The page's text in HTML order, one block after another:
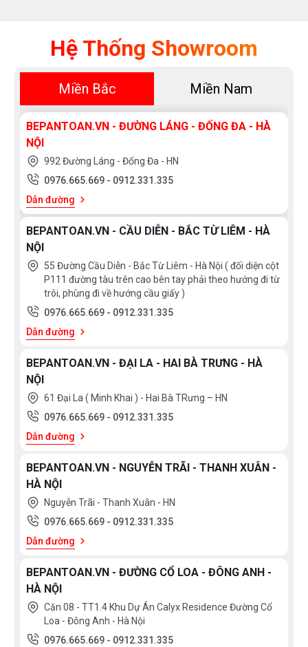
Hệ Thống Showroom
Miền Bắc Miền Nam
BEPANTOAN.VN - ĐƯỜNG LÁNG - ĐỐNG ĐA - HÀ
NỘI
992 Đường Láng - Đống Đa - HN
0976.665.669 - 0912.331.335
Dẫn đường
BEPANTOAN.VN - CẦU DIỄN - BẮC TỪ LIÊM - HÀ
NỘI
55 Đường Cầu Diễn - Bắc Từ Liêm - Hà Nội ( đối diện cột
P111 đường tàu trên cao bên tay phải theo hướng đi từ
trôi, phùng đi về hướng cầu giấy )
0976.665.669 - 0912.331.335
Dẫn đường
BEPANTOAN.VN - ĐẠI LA - HAI BÀ TRƯNG - HÀ
NỘI
61 Đại La ( Minh Khai ) - Hai Bà TRưng – HN
0976.665.669 - 0912.331.335
Dẫn đường
BEPANTOAN.VN - NGUYỄN TRÃI - THANH XUÂN -
HÀ NỘI
Nguyễn Trãi - Thanh Xuân - HN
0976.665.669 - 0912.331.335
Dẫn đường
BEPANTOAN.VN - ĐƯỜNG CỔ LOA - ĐÔNG ANH -
HÀ NỘI
Căn 08 - TT1.4 Khu Dự Án Calyx Residence Đường Cổ
Loa - Đông Anh - Hà Nội
0976.665.669 - 0912.331.335